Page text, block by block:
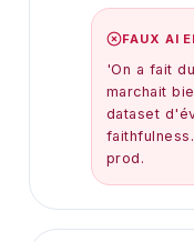
FAUX AI
'On a fait
marchait
dataset
prod.